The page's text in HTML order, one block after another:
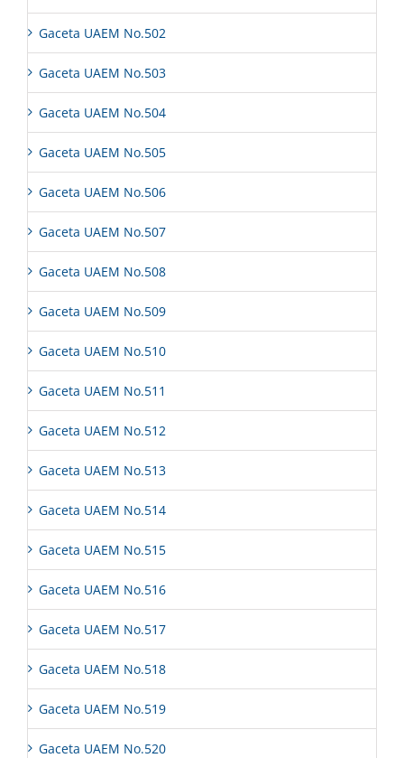
Gaceta UAEM No.502
Gaceta UAEM No.503
Gaceta UAEM No.504
Gaceta UAEM No.505
Gaceta UAEM No.506
Gaceta UAEM No.507
Gaceta UAEM No.508
Gaceta UAEM No.509
Gaceta UAEM No.510
Gaceta UAEM No.511
Gaceta UAEM No.512
Gaceta UAEM No.513
Gaceta UAEM No.514
Gaceta UAEM No.515
Gaceta UAEM No.516
Gaceta UAEM No.517
Gaceta UAEM No.518
Gaceta UAEM No.519
Gaceta UAEM No.520